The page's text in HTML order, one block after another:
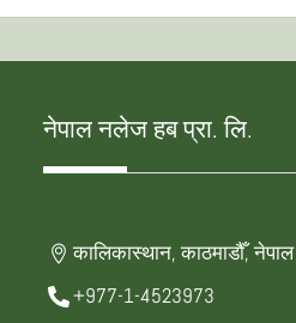
नेपाल नलेज हब प्रा. लि.
कालिकास्थान, काठमाडौँ, नेपाल
+977-1-4523973